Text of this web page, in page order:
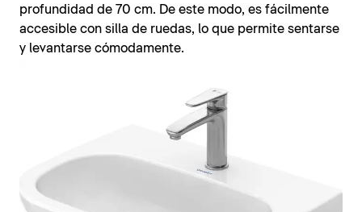
profundidad de 70 cm. De este modo, es fácilmente
accesible con silla de ruedas, lo que permite sentarse
y levantarse cómodamente.